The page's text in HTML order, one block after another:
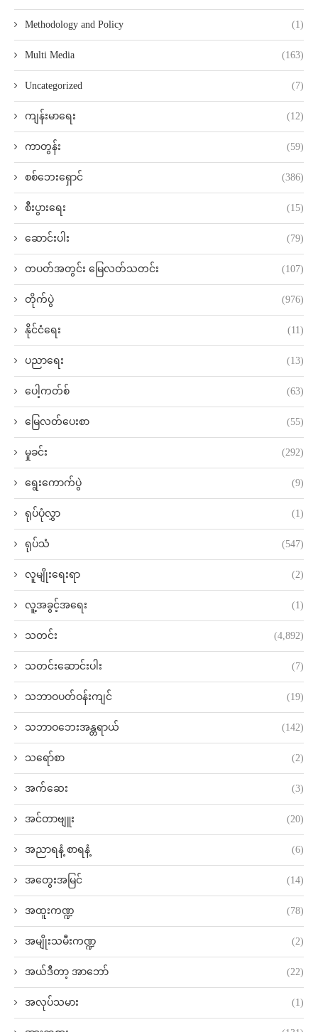
Methodology and Policy (1)
Multi Media (163)
Uncategorized (7)
ကျန်းမာရေး (12)
ကာတွန်း (59)
စစ်ဘေးရှောင် (386)
စီးပွားရေး (15)
ဆောင်းပါး (79)
တပတ်အတွင်း မြေလတ်သတင်း (107)
တိုက်ပွဲ (976)
နိုင်ငံရေး (11)
ပညာရေး (13)
ပေါ့ကတ်စ် (63)
မြေလတ်ပေးစာ (55)
မှုခင်း (292)
ရွေးကောက်ပွဲ (9)
ရုပ်ပုံလွှာ (1)
ရုပ်သံ (547)
လူမျိုးရေးရာ (2)
လူ့အခွင့်အရေး (1)
သတင်း (4,892)
သတင်းဆောင်းပါး (7)
သဘာဝပတ်ဝန်းကျင် (19)
သဘာဝဘေးအန္တရာယ် (142)
သရော်စာ (2)
အက်ဆေး (3)
အင်တာဗျူး (20)
အညာရနံ့ စာရနံ့ (6)
အတွေးအမြင် (14)
အထူးကဏ္ဍ (78)
အမျိုးသမီးကဏ္ဍ (2)
အယ်ဒီတာ့ အာဘော် (22)
အလုပ်သမား (1)